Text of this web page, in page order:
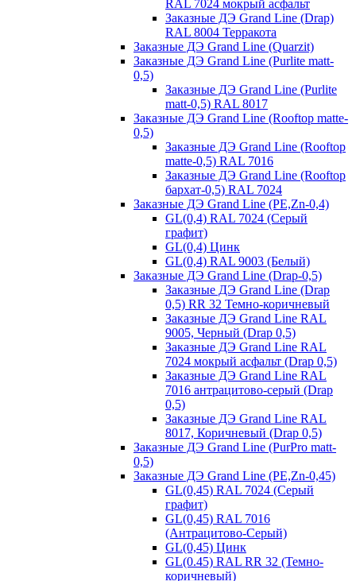
RAL 7024 мокрый асфальт
Заказные ДЭ Grand Line (Drap)
RAL 8004 Терракота
Заказные ДЭ Grand Line (Quarzit)
Заказные ДЭ Grand Line (Purlite matt-
0,5)
Заказные ДЭ Grand Line (Purlite
matt-0,5) RAL 8017
Заказные ДЭ Grand Line (Rooftop matte-
0,5)
Заказные ДЭ Grand Line (Rooftop
matte-0,5) RAL 7016
Заказные ДЭ Grand Line (Rooftop
бархат-0,5) RAL 7024
Заказные ДЭ Grand Line (PE,Zn-0,4)
GL(0,4) RAL 7024 (Серый
графит)
GL(0,4) Цинк
GL(0,4) RAL 9003 (Белый)
Заказные ДЭ Grand Line (Drap-0,5)
Заказные ДЭ Grand Line (Drap
0,5) RR 32 Темно-коричневый
Заказные ДЭ Grand Line RAL
9005, Черный (Drap 0,5)
Заказные ДЭ Grand Line RAL
7024 мокрый асфальт (Drap 0,5)
Заказные ДЭ Grand Line RAL
7016 антрацитово-серый (Drap
0,5)
Заказные ДЭ Grand Line RAL
8017, Коричневый (Drap 0,5)
Заказные ДЭ Grand Line (PurPro matt-
0,5)
Заказные ДЭ Grand Line (PE,Zn-0,45)
GL(0,45) RAL 7024 (Серый
графит)
GL(0,45) RAL 7016
(Антрацитово-Серый)
GL(0,45) Цинк
GL(0.45) RAL RR 32 (Темно-
коричневый)